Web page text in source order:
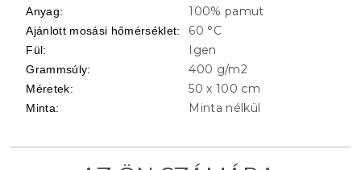
Anyag: 100% pamut
Ajánlott mosási hőmérséklet: 60 °C
Fül: Igen
Grammsúly: 400 g/m2
Méretek: 50 x 100 cm
Minta: Minta nélkül